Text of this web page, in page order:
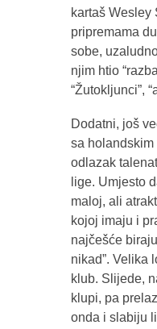
kartaš Wesley
pripremama
sobe,
njim htio
“Žutokljunci”,
Dodatni, još
sa holandskim
odlazak
lige. Umjesto
maloj, ali
kojoj imaju i
najčešće
nikad”. Velika
klub. Slijede,
klupi, pa
onda i slabiju